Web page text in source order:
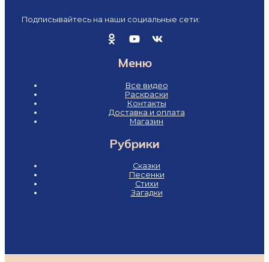
Подписывайтесь на наши социальные сети:
Меню
Все видео
Раскраски
Контакты
Доставка и оплата
Магазин
Рубрики
Сказки
Песенки
Стихи
Загадки